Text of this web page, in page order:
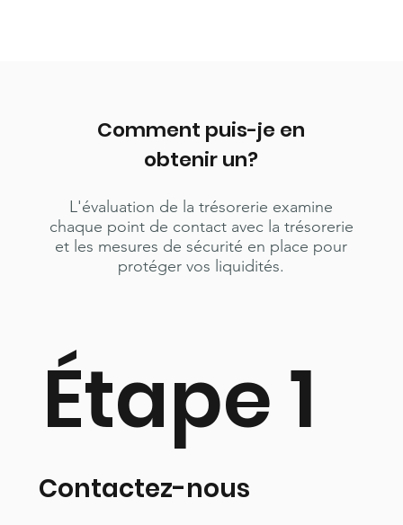
Comment puis-je en
obtenir un?
L'évaluation de la trésorerie examine
chaque point de contact avec la trésorerie
et les mesures de sécurité en place pour
protéger vos liquidités.
Étape 1
Contactez-nous